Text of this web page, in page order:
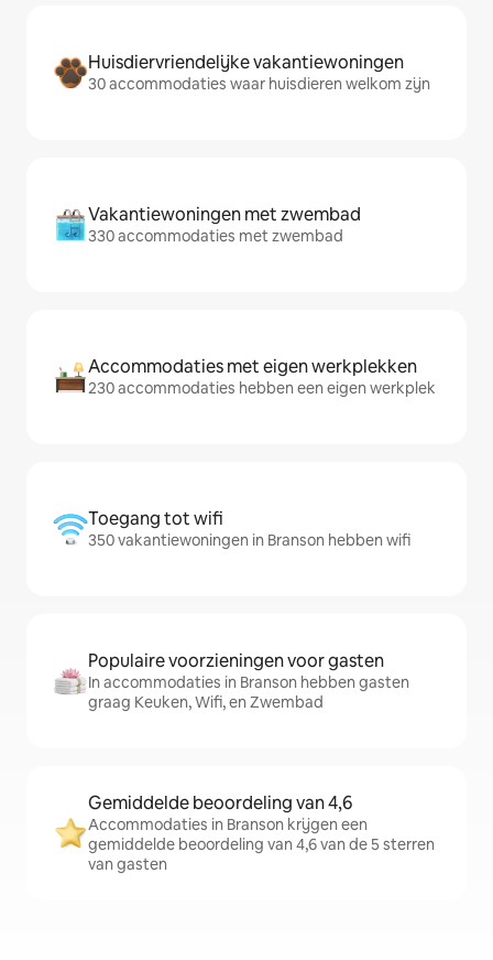
Huisdiervriendelijke vakantiewoningen
30 accommodaties waar huisdieren welkom zijn
Vakantiewoningen met zwembad
330 accommodaties met zwembad
Accommodaties met eigen werkplekken
230 accommodaties hebben een eigen werkplek
Toegang tot wifi
350 vakantiewoningen in Branson hebben wifi
Populaire voorzieningen voor gasten
In accommodaties in Branson hebben gasten
graag Keuken, Wifi, en Zwembad
Gemiddelde beoordeling van 4,6
Accommodaties in Branson krijgen een
gemiddelde beoordeling van 4,6 van de 5 sterren
van gasten